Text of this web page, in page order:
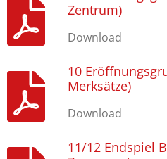
Zentrum)
Download
10
Merksätze)
Download
11/12 Endspiel